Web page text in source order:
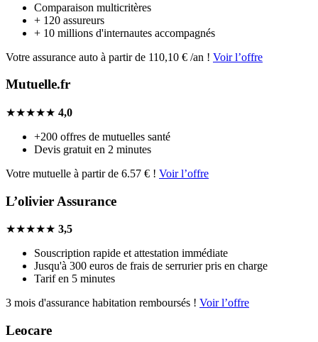
Comparaison multicritères
+ 120 assureurs
+ 10 millions d'internautes accompagnés
Votre assurance auto à partir de 110,10 € /an ! Voir l’offre
Mutuelle.fr
★★★★★ 4,0
+200 offres de mutuelles santé
Devis gratuit en 2 minutes
Votre mutuelle à partir de 6.57 € ! Voir l’offre
L’olivier Assurance
★★★★★ 3,5
Souscription rapide et attestation immédiate
Jusqu'à 300 euros de frais de serrurier pris en charge
Tarif en 5 minutes
3 mois d'assurance habitation remboursés ! Voir l’offre
Leocare